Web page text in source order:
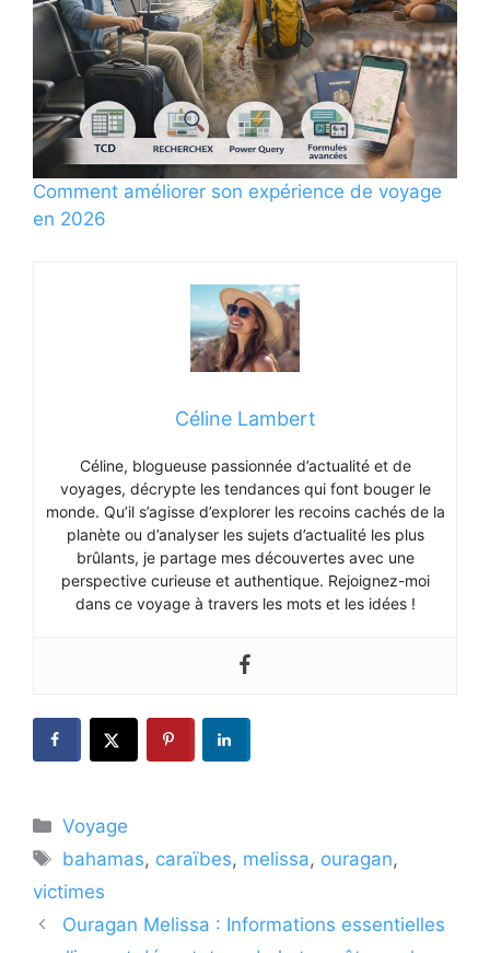
Comment améliorer son expérience de voyage
en 2026
Céline Lambert
Céline, blogueuse passionnée d’actualité et de
voyages, décrypte les tendances qui font bouger le
monde. Qu’il s’agisse d’explorer les recoins cachés de la
planète ou d’analyser les sujets d’actualité les plus
brûlants, je partage mes découvertes avec une
perspective curieuse et authentique. Rejoignez-moi
dans ce voyage à travers les mots et les idées !
Catégories
Voyage
Étiquettes
bahamas, caraïbes, melissa, ouragan,
victimes
Ouragan Melissa : Informations essentielles